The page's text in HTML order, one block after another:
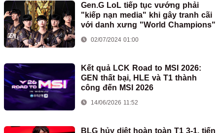
Gen.G LoL tiếp tục vướng phải
"kiếp nạn media" khi gây tranh cãi
với danh xưng "World Champions"
02/07/2024 01:00
Kết quả LCK Road to MSI 2026:
GEN thất bại, HLE và T1 thành
công đến MSI 2026
14/06/2026 11:52
BLG hủy diệt hoàn toàn T1 3-1, tiến